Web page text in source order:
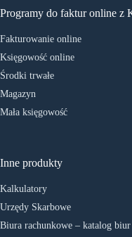
Programy do faktur online z
Fakturowanie online
Księgowość online
Środki trwałe
Magazyn
Mała księgowość
Inne produkty
Kalkulatory
Urzędy Skarbowe
Biura rachunkowe – katalog